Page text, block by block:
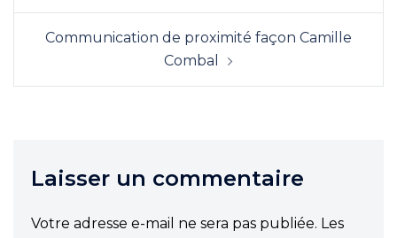
Communication de proximité façon Camille
Combal
Laisser un commentaire
Votre adresse e-mail ne sera pas publiée. Les